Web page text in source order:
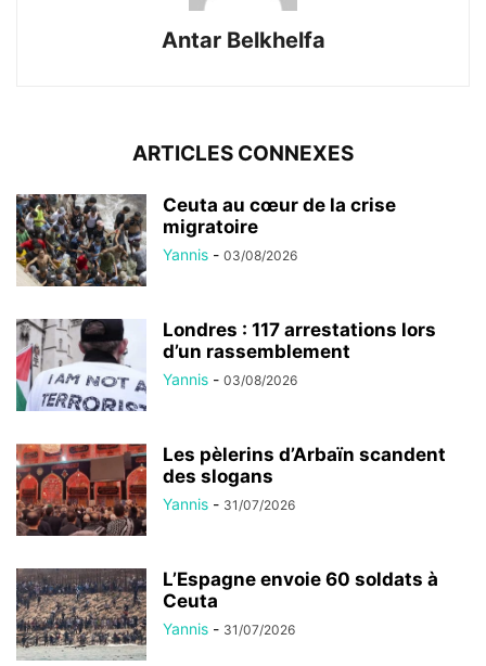
Antar Belkhelfa
ARTICLES CONNEXES
Ceuta au cœur de la crise
migratoire
Yannis - 03/08/2026
Londres : 117 arrestations lors
d’un rassemblement
Yannis - 03/08/2026
Les pèlerins d’Arbaïn scandent
des slogans
Yannis - 31/07/2026
L’Espagne envoie 60 soldats à
Ceuta
Yannis - 31/07/2026